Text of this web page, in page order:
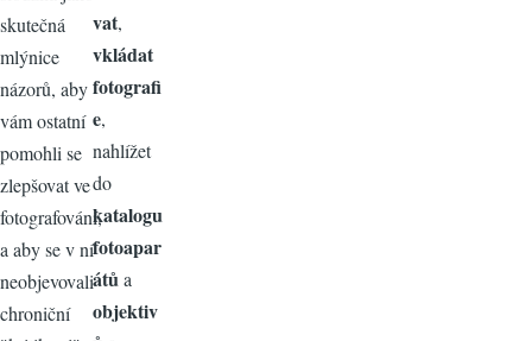
skutečná
mlýnice
názorů, aby
vám ostatní
pomohli se
zlepšovat ve
fotografování,
a aby se v ní
neobjevovali
chroniční
vat,
vkládat
fotografi
e,
nahlížet
do
katalogu
fotoapar
átů a
objektiv